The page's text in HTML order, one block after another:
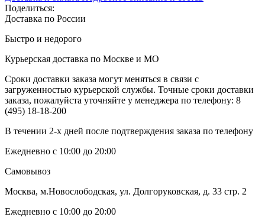
Поделиться:
Доставка по России
Быстро и недорого
Курьерская доставка по Москве и МО
Сроки доставки заказа могут меняться в связи с
загруженностью курьерской службы. Точные сроки доставки
заказа, пожалуйста уточняйте у менеджера по телефону: 8
(495) 18-18-200
В течении 2-х дней после подтверждения заказа по телефону
Ежедневно с 10:00 до 20:00
Самовывоз
Москва, м.Новослободская, ул. Долгоруковская, д. 33 стр. 2
Ежедневно с 10:00 до 20:00